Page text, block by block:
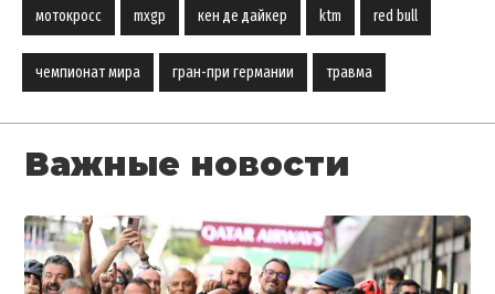
мотокросс mxgp кен де дайкер ktm red bull
чемпионат мира гран-при германии травма
Важные новости